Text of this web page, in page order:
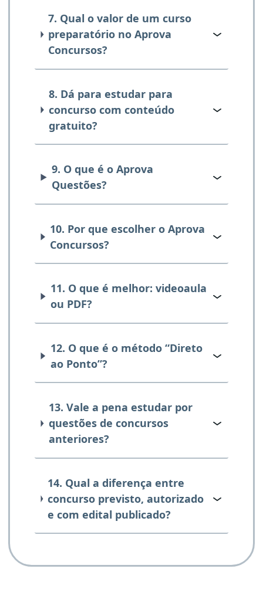
7. Qual o valor de um curso
preparatório no Aprova
Concursos?
8. Dá para estudar para
concurso com conteúdo
gratuito?
9. O que é o Aprova
Questões?
10. Por que escolher o Aprova
Concursos?
11. O que é melhor: videoaula
ou PDF?
12. O que é o método “Direto
ao Ponto”?
13. Vale a pena estudar por
questões de concursos
anteriores?
14. Qual a diferença entre
concurso previsto, autorizado
e com edital publicado?